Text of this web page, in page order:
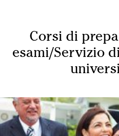
Corsi di
esami/Servizio